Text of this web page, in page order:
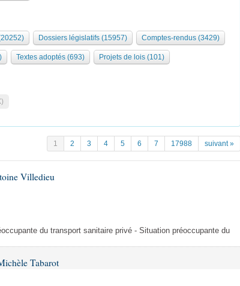
Dossiers législatifs (15957) Comptes-rendus (3429)
Textes adoptés (693) Projets de lois (101)
1 2 3 4 5 6 7 17988 suivant »
Villedieu
du transport sanitaire privé - Situation préoccupante du
Tabarot